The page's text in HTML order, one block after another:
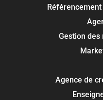
Référencement
Gestion des
Agence de